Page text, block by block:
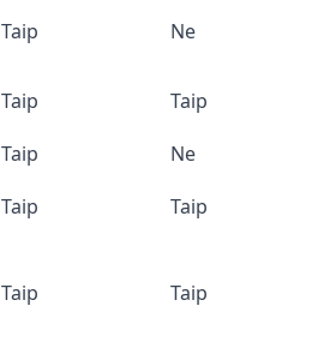
Taip
Ne
Taip
Taip
Taip
Ne
Taip
Taip
Taip Taip